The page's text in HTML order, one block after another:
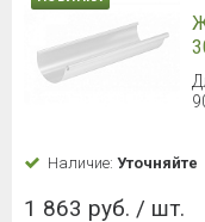
Наличие: Уточняйте
1 863 руб. / шт.